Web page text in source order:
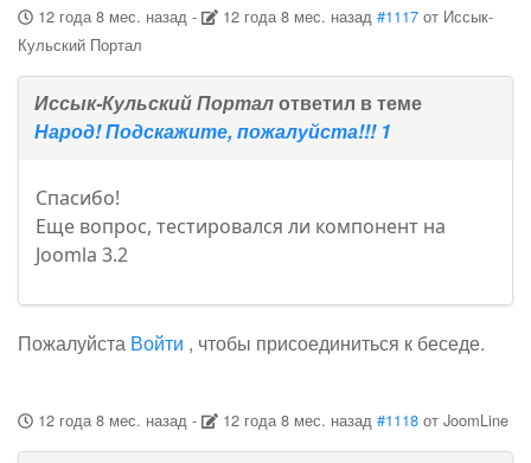
12 года 8 мес. назад- 12 года 8 мес. назад #1117 от Иссык-
Кульский Портал
Иссык-Кульский Порталответил в теме
Народ! Подскажите, пожалуйста!!! 1
Спасибо!
Еще вопрос, тестировался ли компонент на
Joomla 3.2
Пожалуйста Войти , чтобы присоединиться к беседе.
12 года 8 мес. назад- 12 года 8 мес. назад #1118 отJoomLine